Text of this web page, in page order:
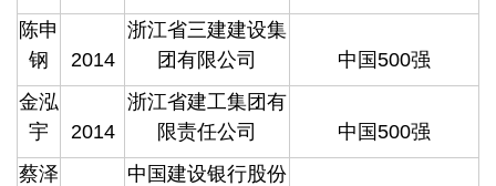
陈申
钢
2014
浙江省三建建设集
团有限公司
中国500强
金泓
宇
2014
浙江省建工集团有
限责任公司
中国500强
蔡泽
中国建设银行股份